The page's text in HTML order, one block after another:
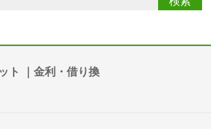
ト ｜金利・借り換